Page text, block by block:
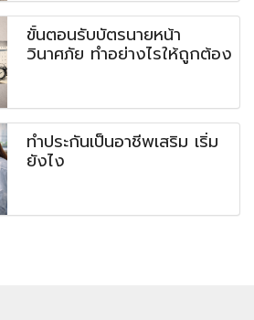
ขั้นตอนรับบัตรนายหน้า
วินาศภัย ทำอย่างไรให้ถูกต้อง
ทำประกันเป็นอาชีพเสริม เริ่ม
ยังไง